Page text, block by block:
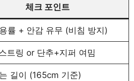
체크 포인트
률 + 안감 유무 (비침 방지)
트링 or 단추+지퍼 여밈
길이 (165cm 기준)